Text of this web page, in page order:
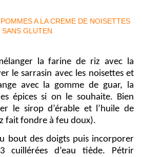
la farine de riz avec la
le sarrasin avec les noisettes et
avec la gomme de guar, la
épices si on le souhaite. Bien
le sirop d’érable et l’huile de
fait fondre à feu doux).
bout des doigts puis incorporer
cuillérées d’eau tiède. Pétrir